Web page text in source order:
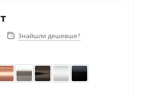
Знайшли дешевше?
МідьНержавіюча сталь
ОніксСатин Чорний оксамит